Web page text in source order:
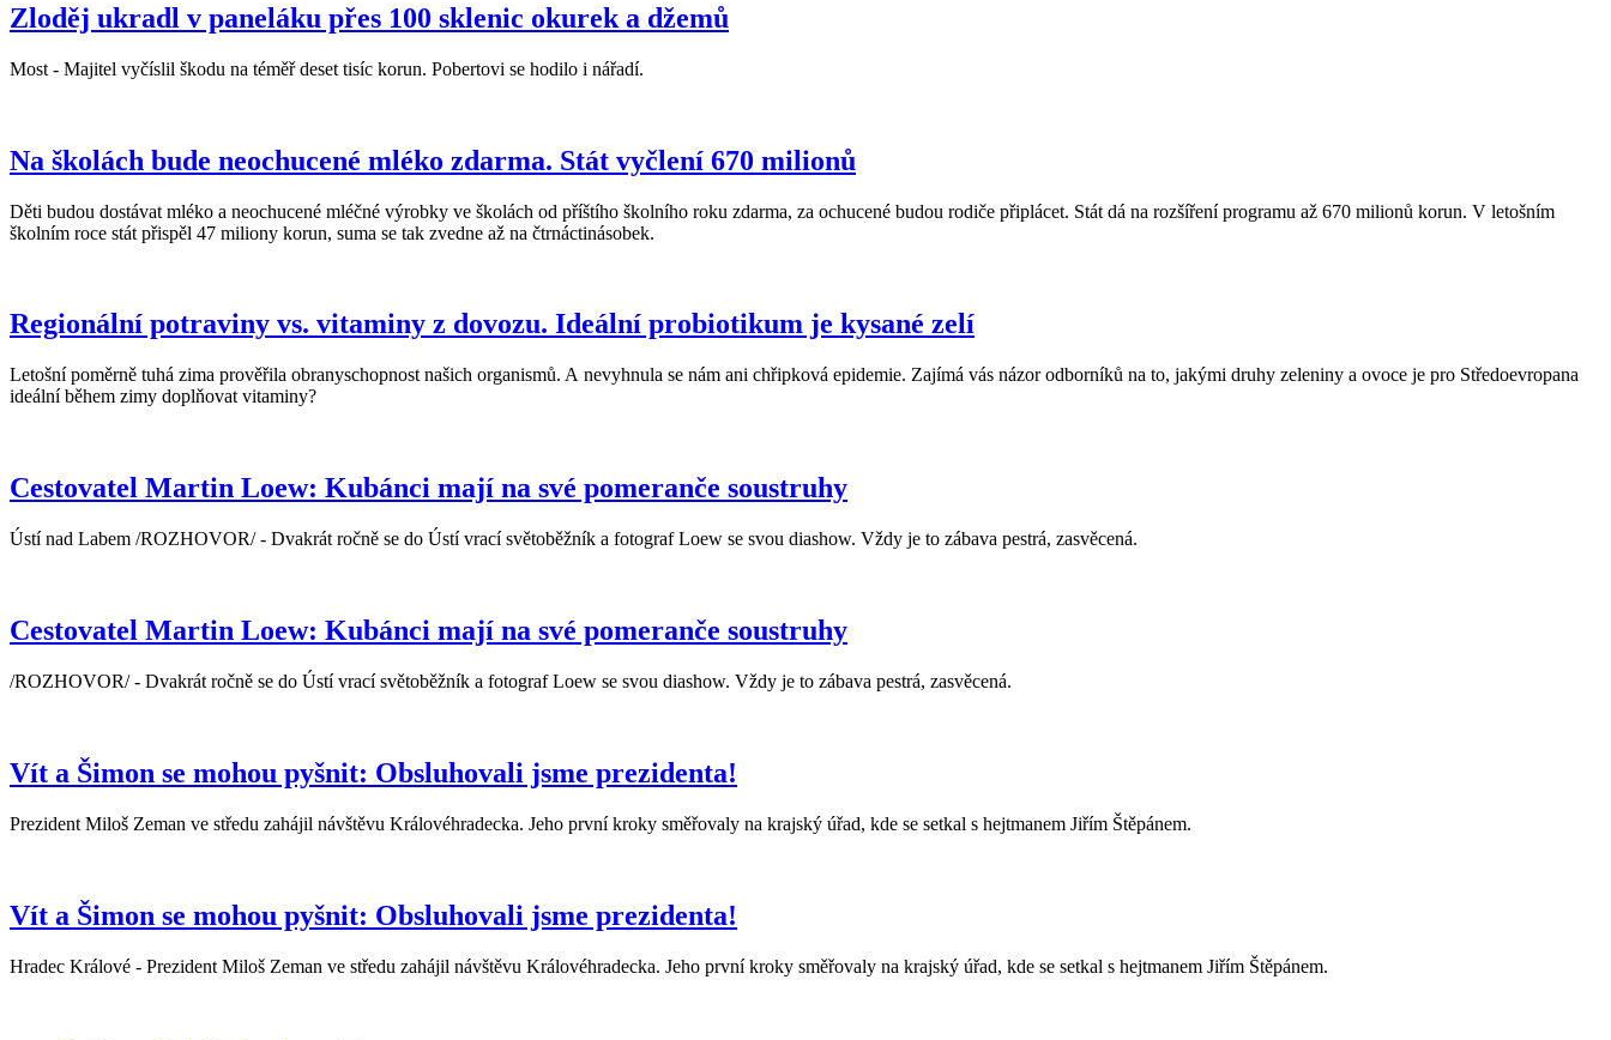
Zloděj ukradl v paneláku přes 100 sklenic okurek a džemů
Most - Majitel vyčíslil škodu na téměř deset tisíc korun. Pobertovi se hodilo i nářadí.
Na školách bude neochucené mléko zdarma. Stát vyčlení 670 milionů
Děti budou dostávat mléko a neochucené mléčné výrobky ve školách od příštího školního roku zdarma, za ochucené budou rodiče připlácet. Stát dá na rozšíření programu až 670 milionů korun. V letošním
školním roce stát přispěl 47 miliony korun, suma se tak zvedne až na čtrnáctinásobek.
Regionální potraviny vs. vitaminy z dovozu. Ideální probiotikum je kysané zelí
Letošní poměrně tuhá zima prověřila obranyschopnost našich organismů. A nevyhnula se nám ani chřipková epidemie. Zajímá vás názor odborníků na to, jakými druhy zeleniny a ovoce je pro Středoevropana
ideální během zimy doplňovat vitaminy?
Cestovatel Martin Loew: Kubánci mají na své pomeranče soustruhy
Ústí nad Labem /ROZHOVOR/ - Dvakrát ročně se do Ústí vrací světoběžník a fotograf Loew se svou diashow. Vždy je to zábava pestrá, zasvěcená.
Cestovatel Martin Loew: Kubánci mají na své pomeranče soustruhy
/ROZHOVOR/ - Dvakrát ročně se do Ústí vrací světoběžník a fotograf Loew se svou diashow. Vždy je to zábava pestrá, zasvěcená.
Vít a Šimon se mohou pyšnit: Obsluhovali jsme prezidenta!
Prezident Miloš Zeman ve středu zahájil návštěvu Královéhradecka. Jeho první kroky směřovaly na krajský úřad, kde se setkal s hejtmanem Jiřím Štěpánem.
Vít a Šimon se mohou pyšnit: Obsluhovali jsme prezidenta!
Hradec Králové - Prezident Miloš Zeman ve středu zahájil návštěvu Královéhradecka. Jeho první kroky směřovaly na krajský úřad, kde se setkal s hejtmanem Jiřím Štěpánem.